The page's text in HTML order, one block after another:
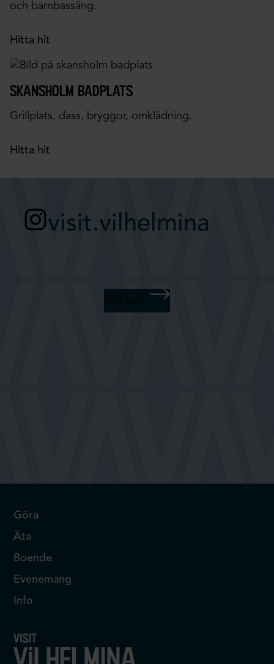
och barnbassäng.
Hitta hit
skansholm badplats
Grillplats, dass, bryggor, omklädning.
Hitta hit
visit.vilhelmina
Göra
Äta
Boende
Evenemang
Info